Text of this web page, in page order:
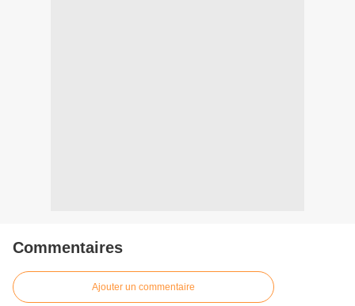
Commentaires
Ajouter un commentaire